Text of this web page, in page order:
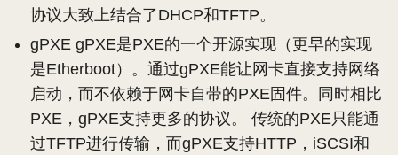
协议大致上结合了DHCP和TFTP。
gPXE gPXE是PXE的一个开源实现（更早的实现
是Etherboot）。通过gPXE能让网卡直接支持网络
启动，而不依赖于网卡自带的PXE固件。同时相比
PXE，gPXE支持更多的协议。 传统的PXE只能通
过TFTP进行传输，而gPXE支持HTTP，iSCSI和